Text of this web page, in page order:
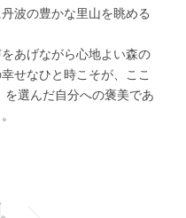
波の豊かな里山を眺める
あげながら心地よい森の
せなひと時こそが、ここ
を選んだ自分への褒美であ